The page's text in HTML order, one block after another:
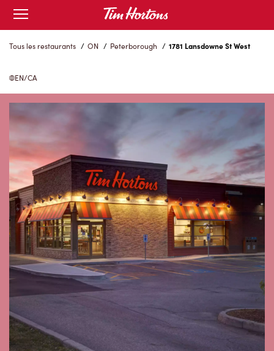
Skip
Content
Open
mobile
menu
Tous les restaurants / ON / Peterborough / 1781 Lansdowne St West
EN/CA